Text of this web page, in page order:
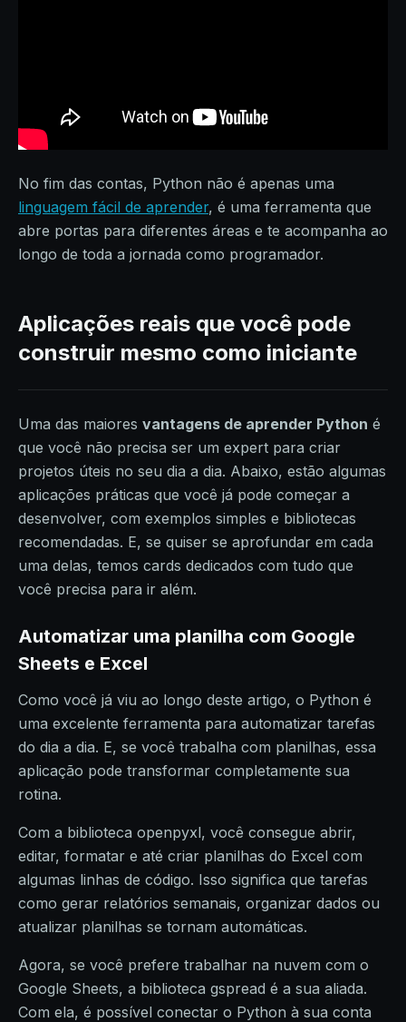
No fim das contas, Python não é apenas uma
linguagem fácil de aprender, é uma ferramenta que
abre portas para diferentes áreas e te acompanha ao
longo de toda a jornada como programador.
Aplicações reais que você pode
construir mesmo como iniciante
Uma das maiores vantagens de aprender Python é
que você não precisa ser um expert para criar
projetos úteis no seu dia a dia. Abaixo, estão algumas
aplicações práticas que você já pode começar a
desenvolver, com exemplos simples e bibliotecas
recomendadas. E, se quiser se aprofundar em cada
uma delas, temos cards dedicados com tudo que
você precisa para ir além.
Automatizar uma planilha com Google
Sheets e Excel
Como você já viu ao longo deste artigo, o Python é
uma excelente ferramenta para automatizar tarefas
do dia a dia. E, se você trabalha com planilhas, essa
aplicação pode transformar completamente sua
rotina.
Com a biblioteca openpyxl, você consegue abrir,
editar, formatar e até criar planilhas do Excel com
algumas linhas de código. Isso significa que tarefas
como gerar relatórios semanais, organizar dados ou
atualizar planilhas se tornam automáticas.
Agora, se você prefere trabalhar na nuvem com o
Google Sheets, a biblioteca gspread é a sua aliada.
Com ela, é possível conectar o Python à sua conta